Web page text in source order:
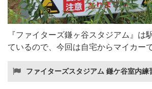
『ファイターズ鎌ヶ谷スタジアム』は
ているので、今回は自宅からマイカー
ファイターズスタジアム 鎌ケ谷室内練